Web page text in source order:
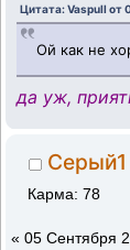
Цитата: Vaspull от
Ой как не
да уж,
Серый1
Карма: 78
« 05 Сентября